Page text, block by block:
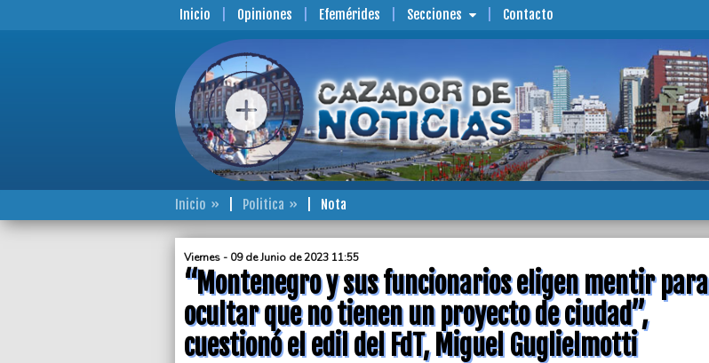
Inicio Opiniones Efemérides Secciones Contacto
Inicio Politica Nota
Viernes - 09 de Junio de 2023 11:55
“Montenegro y sus funcionarios eligen mentir para
ocultar que no tienen un proyecto de ciudad”,
cuestionó el edil del FdT, Miguel Guglielmotti